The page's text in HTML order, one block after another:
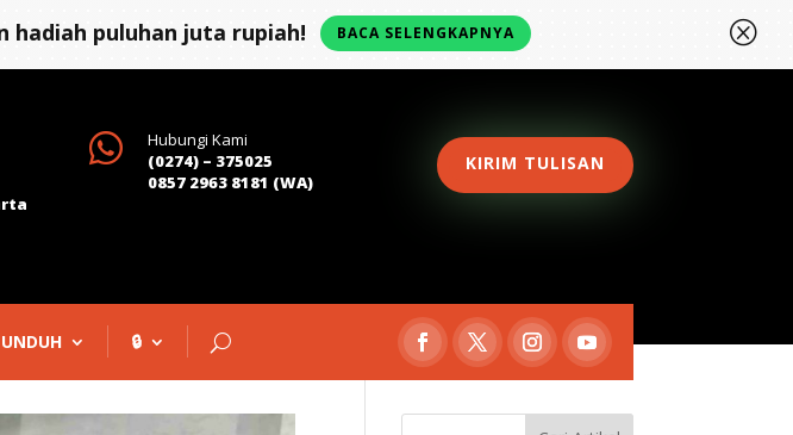
hadiah puluhan juta rupiah! BACA SELENGKAPNYA Q

Hubungi Kami
(0274) – 375025
0857 2963 8181 (WA)
KIRIM TULISAN
UNDUH 🔒